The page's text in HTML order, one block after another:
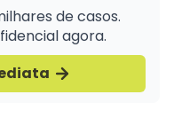
de casos.
agora.